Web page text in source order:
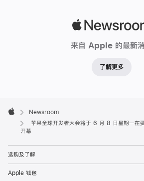
来自 Apple 的最新
了解更多
Footer

Apple
Newsroom
苹果全球开发者大会将于 6 月 8 日星期一在
开幕
选购及了解
Apple 钱包